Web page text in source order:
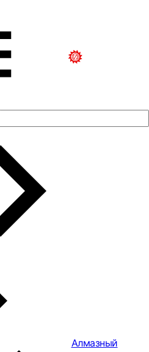
Алмазный